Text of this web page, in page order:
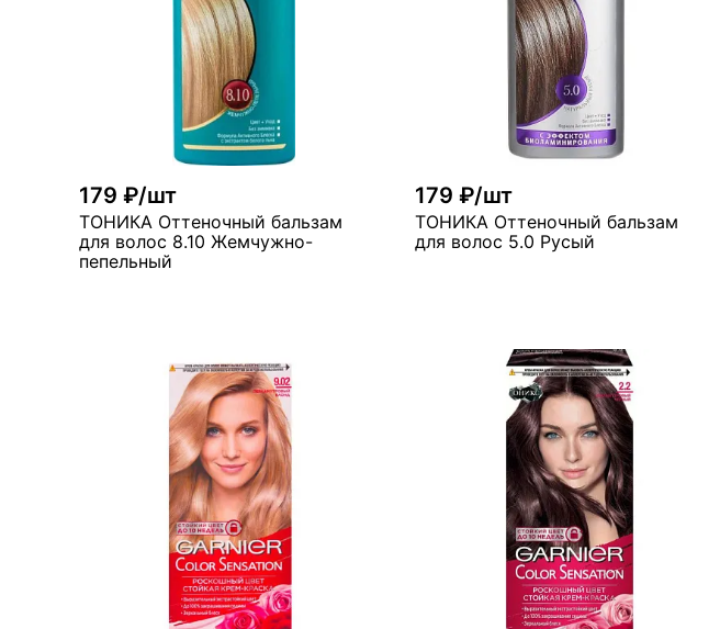
179 ₽/шт
ТОНИКА Оттеночный бальзам
для волос 8.10 Жемчужно-
пепельный
В корзину
много
179 ₽/шт
ТОНИКА Оттеночный бальзам
для волос 5.0 Русый
В корзину
много